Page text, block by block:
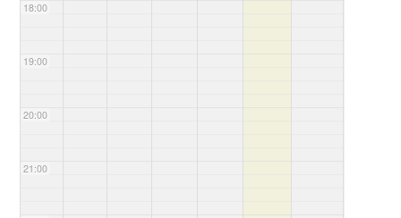
18:00
19:00
20:00
21:00